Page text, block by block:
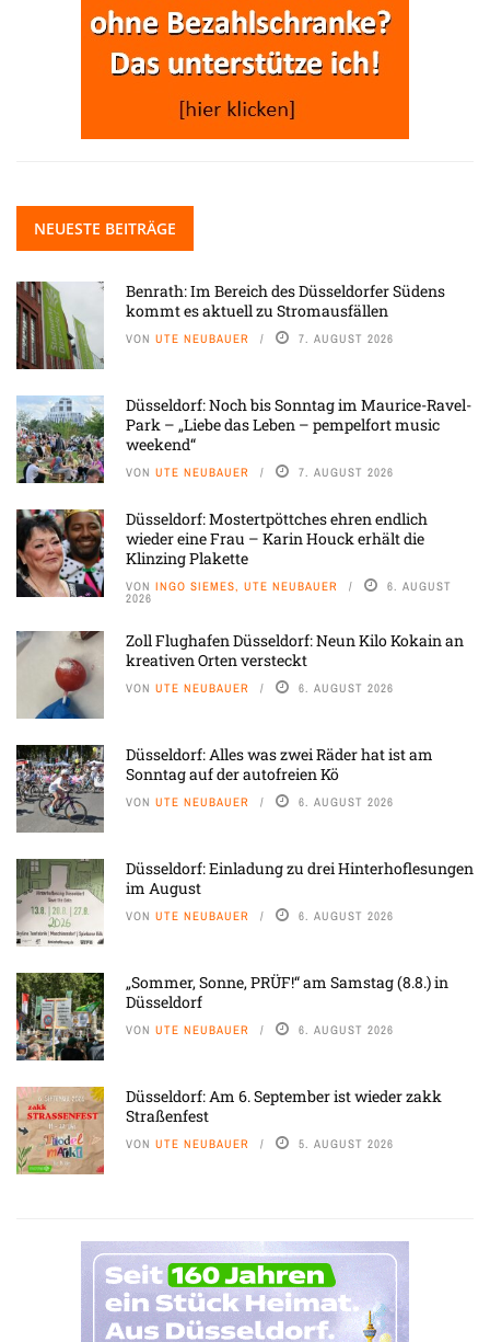
NEUESTE BEITRÄGE
Benrath: Im Bereich des Düsseldorfer Südens
kommt es aktuell zu Stromausfällen
VON UTE NEUBAUER 7. AUGUST 2026
Düsseldorf: Noch bis Sonntag im Maurice-Ravel-
Park – „Liebe das Leben – pempelfort music
weekend“
VON UTE NEUBAUER 7. AUGUST 2026
Düsseldorf: Mostertpöttches ehren endlich
wieder eine Frau – Karin Houck erhält die
Klinzing Plakette
VON INGO SIEMES, UTE NEUBAUER 6. AUGUST
2026
Zoll Flughafen Düsseldorf: Neun Kilo Kokain an
kreativen Orten versteckt
VON UTE NEUBAUER 6. AUGUST 2026
Düsseldorf: Alles was zwei Räder hat ist am
Sonntag auf der autofreien Kö
VON UTE NEUBAUER 6. AUGUST 2026
Düsseldorf: Einladung zu drei Hinterhoflesungen
im August
VON UTE NEUBAUER 6. AUGUST 2026
„Sommer, Sonne, PRÜF!“ am Samstag (8.8.) in
Düsseldorf
VON UTE NEUBAUER 6. AUGUST 2026
Düsseldorf: Am 6. September ist wieder zakk
Straßenfest
VON UTE NEUBAUER 5. AUGUST 2026